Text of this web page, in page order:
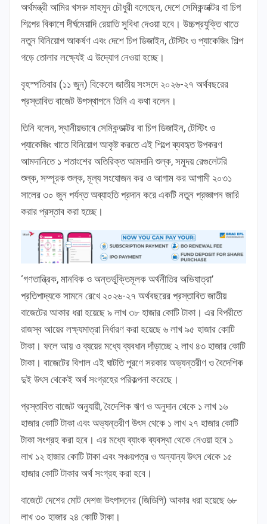
অর্থমন্ত্রী আমির খসরু মাহমুদ চৌধুরী বলেছেন, দেশে সেমিকন্ডাক্টর বা চিপ
শিল্পের বিকাশে দীর্ঘমেয়াদি রেয়াতি সুবিধা দেওয়া হবে। উচ্চপ্রযুক্তি খাতে
নতুন বিনিয়োগ আকর্ষণ এবং দেশে চিপ ডিজাইন, টেস্টিং ও প্যাকেজিং শিল্প
গড়ে তোলার লক্ষ্যেই এ উদ্যোগ নেওয়া হচ্ছে।
বৃহস্পতিবার (১১ জুন) বিকেলে জাতীয় সংসদে ২০২৬-২৭ অর্থবছরের
প্রস্তাবিত বাজেট উপস্থাপনে তিনি এ কথা বলেন।
তিনি বলেন, স্থানীয়ভাবে সেমিকন্ডাক্টর বা চিপ ডিজাইন, টেস্টিং ও
প্যাকেজিং খাতে বিনিয়োগ আকৃষ্ট করতে এই শিল্পে ব্যবহৃত উপকরণ
আমদানিতে ১ শতাংশের অতিরিক্ত আমদানি শুল্ক, সমুদয় রেগুলেটরি
শুল্ক, সম্পূরক শুল্ক, মূল্য সংযোজন কর ও আগাম কর আগামী ২০৩১
সালের ৩০ জুন পর্যন্ত অব্যাহতি প্রদান করে একটি নতুন প্রজ্ঞাপন জারি
করার প্রস্তাব করা হচ্ছে।
‘গণতান্ত্রিক, মানবিক ও অন্তর্ভূক্তিমূলক অর্থনীতির অভিযাত্রা’
প্রতিপাদ্যকে সামনে রেখে ২০২৬-২৭ অর্থবছরের প্রস্তাবিত জাতীয়
বাজেটের আকার ধরা হয়েছে ৯ লাখ ৩৮ হাজার কোটি টাকা। এর বিপরীতে
রাজস্ব আয়ের লক্ষ্যমাত্রা নির্ধারণ করা হয়েছে ৬ লাখ ৯৫ হাজার কোটি
টাকা। ফলে আয় ও ব্যয়ের মধ্যে ব্যবধান দাঁড়াচ্ছে ২ লাখ ৪৩ হাজার কোটি
টাকা। বাজেটের বিশাল এই ঘাটতি পূরণে সরকার অভ্যন্তরীণ ও বৈদেশিক
দুই উৎস থেকেই অর্থ সংগ্রহের পরিকল্পনা করেছে।
প্রস্তাবিত বাজেট অনুযায়ী, বৈদেশিক ঋণ ও অনুদান থেকে ১ লাখ ১৬
হাজার কোটি টাকা এবং অভ্যন্তরীণ উৎস থেকে ১ লাখ ২৭ হাজার কোটি
টাকা সংগ্রহ করা হবে। এর মধ্যে ব্যাংক ব্যবস্থা থেকে নেওয়া হবে ১
লাখ ১২ হাজার কোটি টাকা এবং সঞ্চয়পত্র ও অন্যান্য উৎস থেকে ১৫
হাজার কোটি টাকার অর্থ সংগ্রহ করা হবে।
বাজেটে দেশের মোট দেশজ উৎপাদনের (জিডিপি) আকার ধরা হয়েছে ৬৮
লাখ ৩০ হাজার ২৪ কোটি টাকা।